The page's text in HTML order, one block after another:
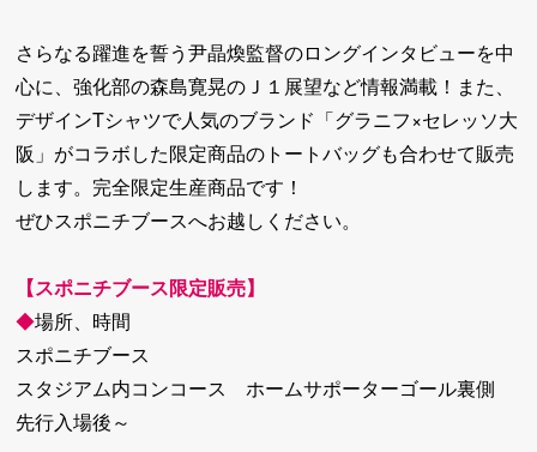
さらなる躍進を誓う尹晶煥監督のロングインタビューを中
心に、強化部の森島寛晃のＪ１展望など情報満載！また、
デザインTシャツで人気のブランド「グラニフ×セレッソ大
阪」がコラボした限定商品のトートバッグも合わせて販売
します。完全限定生産商品です！
ぜひスポニチブースへお越しください。
【スポニチブース限定販売】
◆場所、時間
スポニチブース
スタジアム内コンコース ホームサポーターゴール裏側
先行入場後～